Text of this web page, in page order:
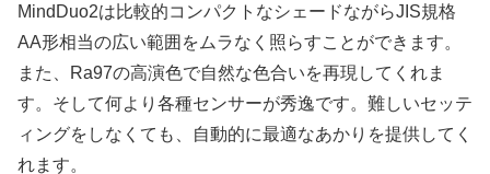
MindDuo2は比較的コンパクトなシェードながらJIS規格
AA形相当の広い範囲をムラなく照らすことができます。
また、Ra97の高演色で自然な色合いを再現してくれま
す。そして何より各種センサーが秀逸です。難しいセッテ
ィングをしなくても、自動的に最適なあかりを提供してく
れます。